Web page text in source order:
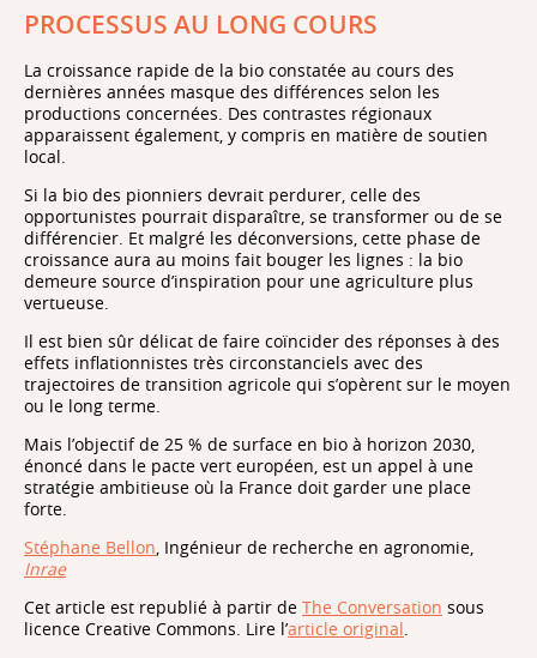
PROCESSUS AU LONG COURS
La croissance rapide de la bio constatée au cours des
dernières années masque des différences selon les
productions concernées. Des contrastes régionaux
apparaissent également, y compris en matière de soutien
local.
Si la bio des pionniers devrait perdurer, celle des
opportunistes pourrait disparaître, se transformer ou de se
différencier. Et malgré les déconversions, cette phase de
croissance aura au moins fait bouger les lignes : la bio
demeure source d’inspiration pour une agriculture plus
vertueuse.
Il est bien sûr délicat de faire coïncider des réponses à des
effets inflationnistes très circonstanciels avec des
trajectoires de transition agricole qui s’opèrent sur le moyen
ou le long terme.
Mais l’objectif de 25 % de surface en bio à horizon 2030,
énoncé dans le pacte vert européen, est un appel à une
stratégie ambitieuse où la France doit garder une place
forte.
Stéphane Bellon , Ingénieur de recherche en agronomie,
Inrae
Cet article est republié à partir de The Conversation sous
licence Creative Commons. Lire l’article original